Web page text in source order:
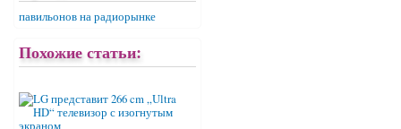
павильонов на радиорынке
Похожие статьи: